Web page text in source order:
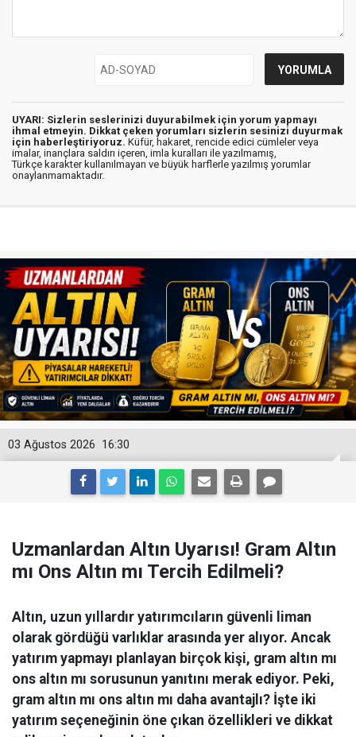
UYARI: Sizlerin seslerinizi duyurabilmek için yorum yapmayı
ihmal etmeyin. Dikkat çeken yorumları sizlerin sesinizi duyurmak
için haberleştiriyoruz. Küfür, hakaret, rencide edici cümleler veya
imalar, inançlara saldırı içeren, imla kuralları ile yazılmamış,
Türkçe karakter kullanılmayan ve büyük harflerle yazılmış yorumlar
onaylanmamaktadır.
16:30
03 Ağustos 2026
Uzmanlardan Altın Uyarısı! Gram Altın
mı Ons Altın mı Tercih Edilmeli?
Altın, uzun yıllardır yatırımcıların güvenli liman
olarak gördüğü varlıklar arasında yer alıyor. Ancak
yatırım yapmayı planlayan birçok kişi, gram altın mı
ons altın mı sorusunun yanıtını merak ediyor. Peki,
gram altın mı ons altın mı daha avantajlı? İşte iki
yatırım seçeneğinin öne çıkan özellikleri ve dikkat